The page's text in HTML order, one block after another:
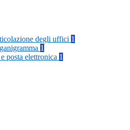
degli uffici 1
1
posta elettronica 1